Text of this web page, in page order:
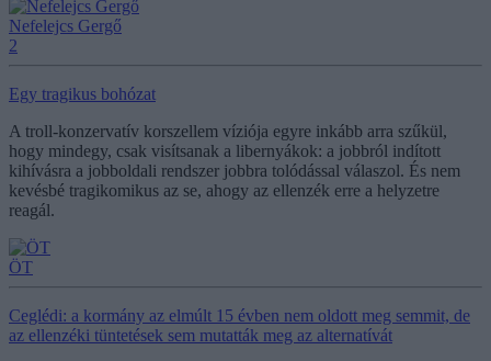
Nefelejcs Gergő
2
Egy tragikus bohózat
A troll-konzervatív korszellem víziója egyre inkább arra szűkül,
hogy mindegy, csak visítsanak a libernyákok: a jobbról indított
kihívásra a jobboldali rendszer jobbra tolódással válaszol. És nem
kevésbé tragikomikus az se, ahogy az ellenzék erre a helyzetre
reagál.
ÖT
Ceglédi: a kormány az elmúlt 15 évben nem oldott meg semmit, de
az ellenzéki tüntetések sem mutatták meg az alternatívát